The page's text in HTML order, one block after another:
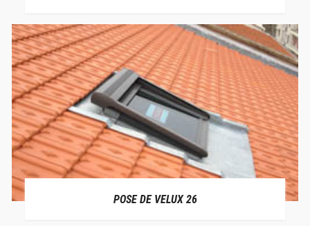
POSE DE VELUX 26